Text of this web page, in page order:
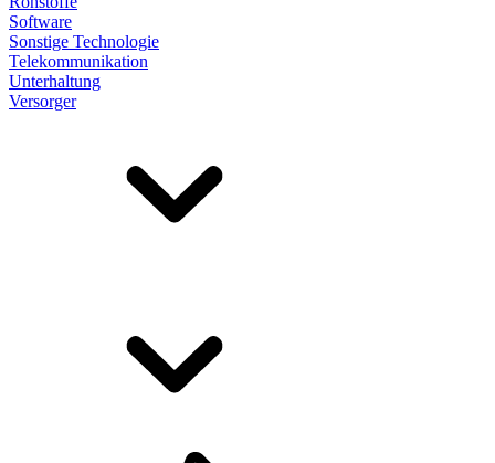
Software
Sonstige Technologie
Telekommunikation
Unterhaltung
Versorger